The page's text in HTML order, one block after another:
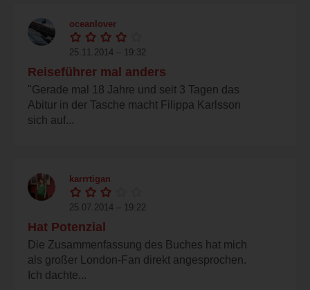
oceanlover
25.11.2014 – 19:32
Reiseführer mal anders
"Gerade mal 18 Jahre und seit 3 Tagen das
Abitur in der Tasche macht Filippa Karlsson
sich auf...
karrrtigan
25.07.2014 – 19:22
Hat Potenzial
Die Zusammenfassung des Buches hat mich
als großer London-Fan direkt angesprochen.
Ich dachte...